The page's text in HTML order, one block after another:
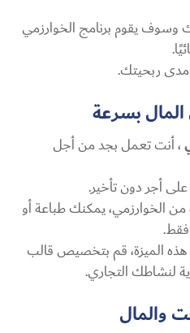
يقوم برنامج الخوارزمي
ربحيتك.
بسرعة
، أنت تعمل بجد من أجل
أجر دون تأخير.
من الخوارزمي، يمكنك طباعة أو
فقط.
الميزة، قم بتخصيص قالب
لنشاطك التجاري.
والمال